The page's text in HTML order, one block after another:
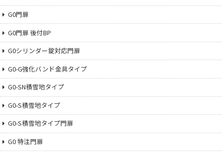
G0門扉
G0門扉 後付BP
G0シリンダー錠対応門扉
G0-G強化バンド金具タイプ
G0-SN積雪地タイプ
G0-S積雪地タイプ
G0-S積雪地タイプ門扉
G0 特注門扉